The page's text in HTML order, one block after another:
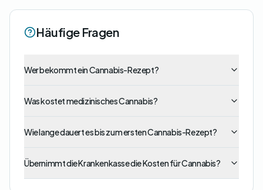
Häufige Fragen
Wer bekommt ein Cannabis-Rezept?
Was kostet medizinisches Cannabis?
Wie lange dauert es bis zum ersten Cannabis-Rezept?
Übernimmt die Krankenkasse die Kosten für Cannabis?